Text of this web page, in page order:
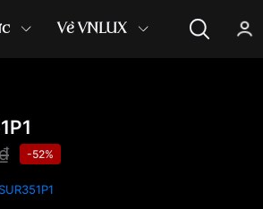
Về VNLUX
-52%
SUR351P1